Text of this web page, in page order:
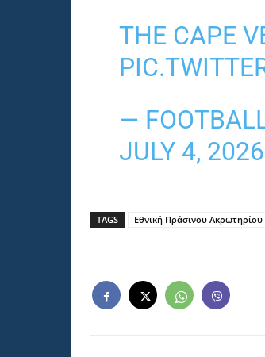
THE CAPE
—
JULY 4, 2026
TAGS Εθνική Πράσινου Ακρωτηρίου